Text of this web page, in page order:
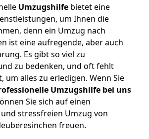
Umzugshilfe bietet eine
um Ihnen die
denn ein Umzug nach
ist eine aufregende, aber auch
Es gibt so viel zu
zu bedenken, und oft fehlt
um alles zu erledigen. Wenn Sie
Umzugshilfe bei uns
Sie sich auf einen
stressfreien Umzug von
freuen.